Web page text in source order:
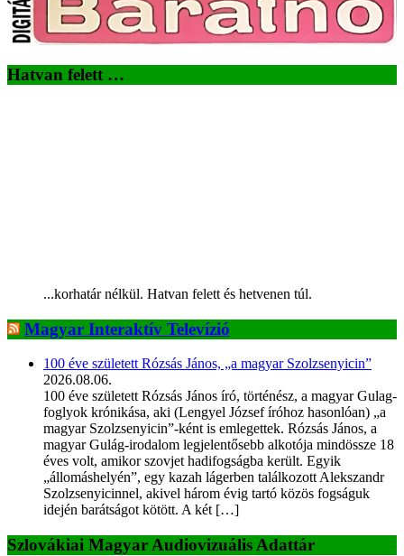
Hatvan felett …
...korhatár nélkül. Hatvan felett és hetvenen túl.
Magyar Interaktív Televízió
100 éve született Rózsás János, „a magyar Szolzsenyicin”
2026.08.06.
100 éve született Rózsás János író, történész, a magyar Gulag-
foglyok krónikása, aki (Lengyel József íróhoz hasonlóan) „a
magyar Szolzsenyicin”-ként is emlegettek. Rózsás János, a
magyar Gulág-irodalom legjelentősebb alkotója mindössze 18
éves volt, amikor szovjet hadifogságba került. Egyik
„állomáshelyén”, egy kazah lágerben találkozott Alekszandr
Szolzsenyicinnel, akivel három évig tartó közös fogságuk
idején barátságot kötött. A két […]
Szlovákiai Magyar Audiovizuális Adattár